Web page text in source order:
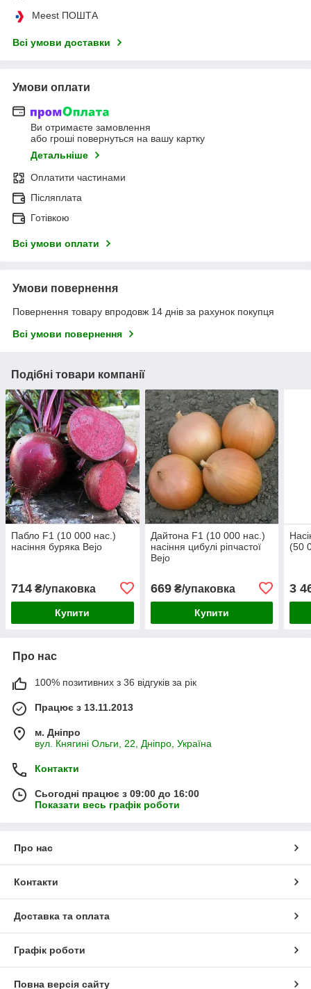
Meest ПОШТА
Всі умови доставки
Умови оплати
Ви отримаєте замовлення
або гроші повернуться на вашу картку
Детальніше
Оплатити частинами
Післяплата
Готівкою
Всі умови оплати
Умови повернення
Повернення товару впродовж 14 днів за рахунок покупця
Всі умови повернення
Подібні товари компанії
Пабло F1 (10 000 нас.)
насіння буряка Bejo
714 ₴/упаковка
Купити
Дайтона F1 (10 000 нас.)
насіння цибулі ріпчастої
Bejo
669₴/упаковка
Купити
(50
3
Про нас
100% позитивних з 36 відгуків за рік
Працює з 13.11.2013
м. Дніпро
вул. Княгині Ольги, 22, Дніпро, Україна
Контакти
Сьогодні працює з 09:00 до 16:00
Показати весь графік роботи
Про нас
Контакти
Доставка та оплата
Графік роботи
Повна версія сайту